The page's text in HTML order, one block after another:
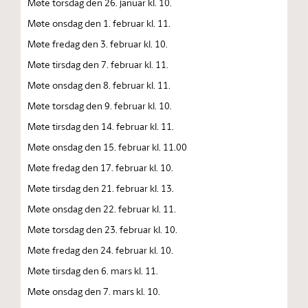
Møte onsdag den 1. februar kl. 11.
Møte fredag den 3. februar kl. 10.
Møte tirsdag den 7. februar kl. 11.
Møte onsdag den 8. februar kl. 11.
Møte torsdag den 9. februar kl. 10.
Møte tirsdag den 14. februar kl. 11.
Møte onsdag den 15. februar kl. 11.00
Møte fredag den 17. februar kl. 10.
Møte tirsdag den 21. februar kl. 13.
Møte onsdag den 22. februar kl. 11.
Møte torsdag den 23. februar kl. 10.
Møte fredag den 24. februar kl. 10.
Møte tirsdag den 6. mars kl. 11.
Møte onsdag den 7. mars kl. 10.